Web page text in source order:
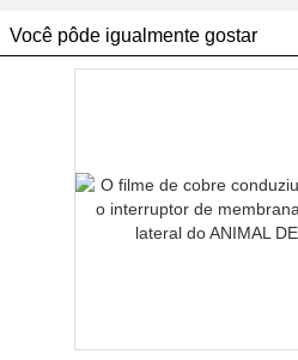
Você pôde igualmente gostar